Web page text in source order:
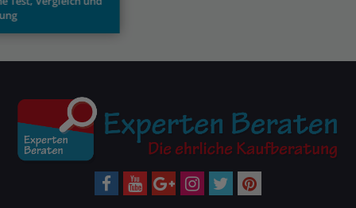
Weihnachtsbaumbeleuchtung Test und Kaufberatung